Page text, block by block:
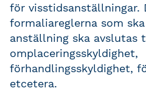
för visstidsanställningar.
formaliareglerna som
anställning ska avslutas
omplaceringsskyldighet,
förhandlingsskyldighet,
etcetera.